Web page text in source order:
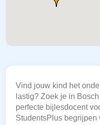
Vind jouw kind het
lastig? Zoek je in
perfecte bijlesdocent
StudentsPlus